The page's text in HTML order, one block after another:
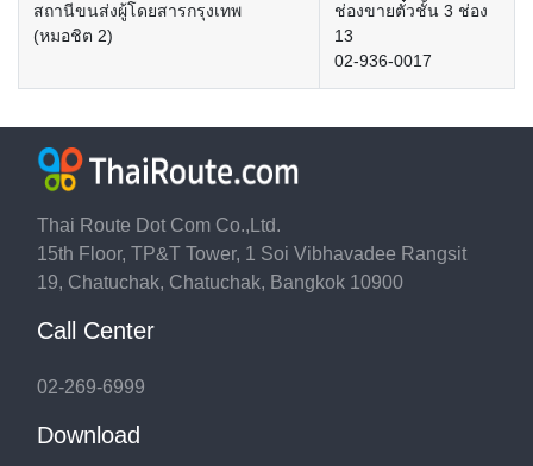
สถานีขนส่งผู้โดยสารกรุงเทพ
(หมอชิต 2)
ช่องขายตั๋วชั้น 3 ช่อง
13
02-936-0017
Thai Route Dot Com Co.,Ltd.
15th Floor, TP&T Tower, 1 Soi Vibhavadee Rangsit
19, Chatuchak, Chatuchak, Bangkok 10900
Call Center
02-269-6999
Download